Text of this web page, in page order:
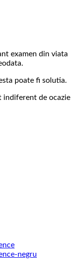
examen din viata
poate fi solutia.
indiferent de ocazie